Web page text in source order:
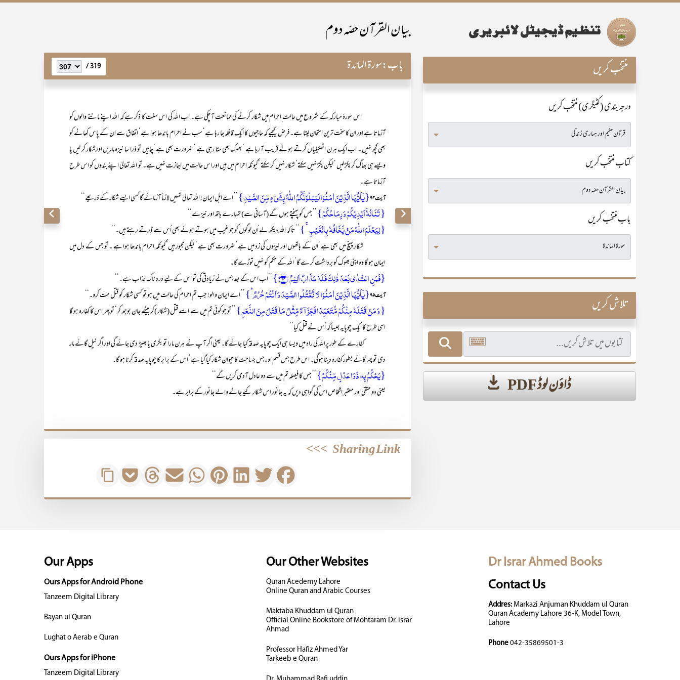
بیان القرآن حصّہ دوم
باب:سورۃ المائدۃ 319 /
اس سورۂ مبارکہ کے شروع میں حالت ِاحرام میں شکار کرنے کی ممانعت آ چکی ہے۔ اب اللہ کی اس سنت کا ذکر ہے کہ اللہ اپنے ماننے والوں کو
آزماتا ہے اور ان کا سخت ترین امتحان لیتا ہے۔ فرض کیجیے کہ حاجیوں کا ایک قافلہ جا رہا ہے‘ سب نے احرام باندھا ہوا ہے‘ اتفاق سے ان کے پاس کھانے کو
بھی کچھ نہیں ۔ اب ایک ہرن اٹھکیلیاں کرتے ہوئے قریب آ رہا ہے ‘ بھوک بھی ستا رہی ہے ‘ ضرورت بھی ہے ‘چاہیں تو ذرا سا نیزہ ماریں اورشکار کر لیں یا
ویسے ہی بھاگ کر پکڑ لیں ‘ لیکن پکڑ نہیں سکتے‘ شکار نہیں کر سکتے ‘کیونکہ احرام میں ہیں اور اس حالت میں اجازت نہیں ہے۔ تو اللہ تعالیٰ اپنے بندوں کو اس طرح
آزماتا ہے ۔
آیت ۹۴ {یٰۤاَیُّہَا الَّذِیۡنَ اٰمَنُوۡا لَیَبۡلُوَنَّکُمُ اللّٰہُ بِشَیۡءٍ مِّنَ الصَّیۡدِ} ’’ اے اہل ایمان! اللہ تعالیٰ تمہیں لازماً آزمائے گا کسی ایسے شکار کے ذریعے‘‘
{ تَنَالُہٗۤ اَیۡدِیۡکُمۡ وَ رِمَاحُکُمۡ} ’’ جس کو پہنچتے ہوں گے (آسانی سے) تمہارے ہاتھ اور نیزے‘‘
{ لِیَعۡلَمَ اللّٰہُ مَنۡ یَّخَافُہٗ بِالۡغَیۡبِ ۚ } ’’ تا کہ اللہ دیکھ لے اُن لوگوں کو جو غیب میں ہوتے ہوئے بھی اُس سے ڈرتے رہتے ہیں۔‘‘
شکار پہنچ میں بھی ہے ‘ان کے ہاتھوں اور نیزوں کی زد میں ہے‘ ضرورت بھی ہے ‘ لیکن مجبور ہیں‘کیونکہ احرام باندھا ہوا ہے ۔ تو جس کے دل میں
ایمان ہو گا وہ اپنی بھوک کو برداشت کر ے گا‘ اللہ کے حکم کو نہیں توڑے گا۔
{فَمَنِ اعۡتَدٰی بَعۡدَ ذٰلِکَ فَلَہٗ عَذَابٌ اَلِیۡمٌ ﴿۹۴﴾} ’’اب اس کے بعد جس نے زیادتی کی تو اس کے لیے درد ناک عذاب ہے۔‘‘
آیت ۹۵ {یٰۤاَیُّہَا الَّذِیۡنَ اٰمَنُوۡا لَا تَقۡتُلُوا الصَّیۡدَ وَ اَنۡتُمۡ حُرُمٌ ؕ} ’’ اے ایمان والو! جب تم احرام کی حالت میں ہو تو کسی شکار کو قتل مت کرو۔‘‘
{ وَ مَنۡ قَتَلَہٗ مِنۡکُمۡ مُّتَعَمِّدًا فَجَزَآءٌ مِّثۡلُ مَا قَتَلَ مِنَ النَّعَمِ} ’’ تو جو کوئی تم میں سے اسے قتل (شکار )کر بیٹھے جان بوجھ کر‘ تو پھر اس کا کفارہ ہو گا
اسی طرح کا ایک چوپایہ جیسا کہ اُس نے قتل کیا‘‘
کفارے کے طور پراللہ کی راہ میں ویسا ہی ایک چوپایہ صدقہ کیا جائے گا۔یعنی اگر آپ نے ہرن مارا تو بکری یا بھیڑ دی جائے گی اور اگر نیل گائے مار
دی تو پھر گائے بطور کفارہ دینا ہوگی۔ اس طرح جس قسم اور جس جسامت کا حیوان شکار کیا گیا ہے‘ اس کے برابر کا چوپایہ صدقہ کرنا ہو گا۔
{یَحۡکُمُ بِہٖ ذَوَا عَدۡلٍ مِّنۡکُمۡ} ’’ جس کا فیصلہ تم میں سے دو عادل آدمی کریں گے‘‘
یعنی دو متقی اور معتبر اشخاص اس کی گواہی دیں کہ یہ جانور اس شکار کیے جانے والے جانور کے برابر ہے۔
Sharing Link
>>>
منتخب کریں
درجہ بندی (کٹیگری) منتخب کریں
کتاب منتخب کریں
باب منتخب کریں
تلاش کریں
ڈاؤن لوڈ PDF
Dr Israr Ahmed Books
Contact Us
Addres:Markazi Anjuman Khuddam ul Quran
Quran Academy Lahore 36-K, Model Town,
Lahore
Phone 042-35869501-3
Our Other Websites
Quran Acedemy Lahore
Online Quran and Arabic Courses
Maktaba Khuddam ul Quran
Official Online Bookstore of Mohtaram Dr. Israr
Ahmad
Professor Hafiz Ahmed Yar
Tarkeeb e Quran
Our Apps
Ours Apps for Android Phone
Tanzeem Digital Library
Bayan ul Quran
Lughat o Aerab e Quran
Ours Apps for iPhone
Tanzeem Digital Library